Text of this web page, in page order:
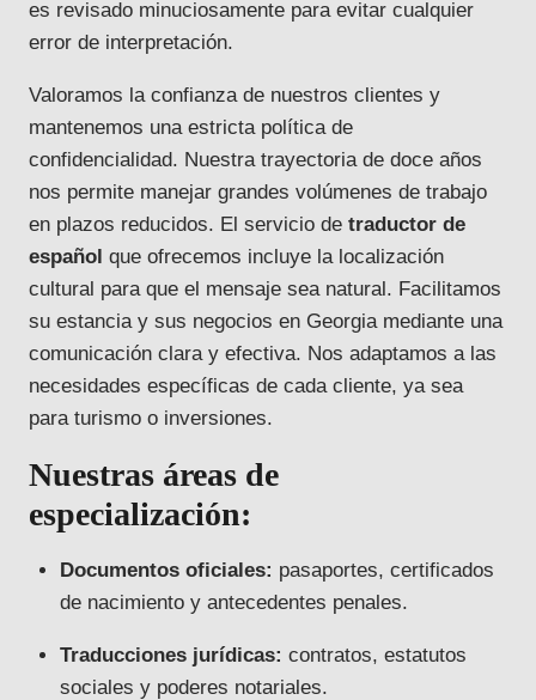
es revisado minuciosamente para evitar cualquier
error de interpretación.
Valoramos la confianza de nuestros clientes y
mantenemos una estricta política de
confidencialidad. Nuestra trayectoria de doce años
nos permite manejar grandes volúmenes de trabajo
en plazos reducidos. El servicio de traductor de
español que ofrecemos incluye la localización
cultural para que el mensaje sea natural. Facilitamos
su estancia y sus negocios en Georgia mediante una
comunicación clara y efectiva. Nos adaptamos a las
necesidades específicas de cada cliente, ya sea
para turismo o inversiones.
Nuestras áreas de
especialización:
Documentos oficiales: pasaportes, certificados
de nacimiento y antecedentes penales.
Traducciones jurídicas: contratos, estatutos
sociales y poderes notariales.